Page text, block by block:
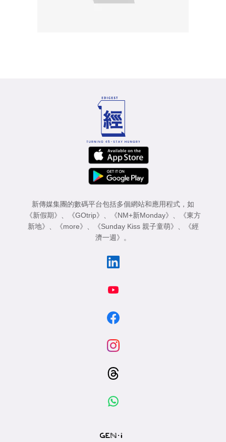
新傳媒集團的數碼平台包括多個網站和應用程式，如
《新假期》
《GOtrip》 《NM+新Monday》
《東方
新地》
《more》 《Sunday Kiss 親子童萌》
《經
濟一週》
。